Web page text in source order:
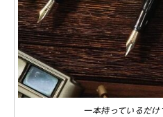
一本持っているだ